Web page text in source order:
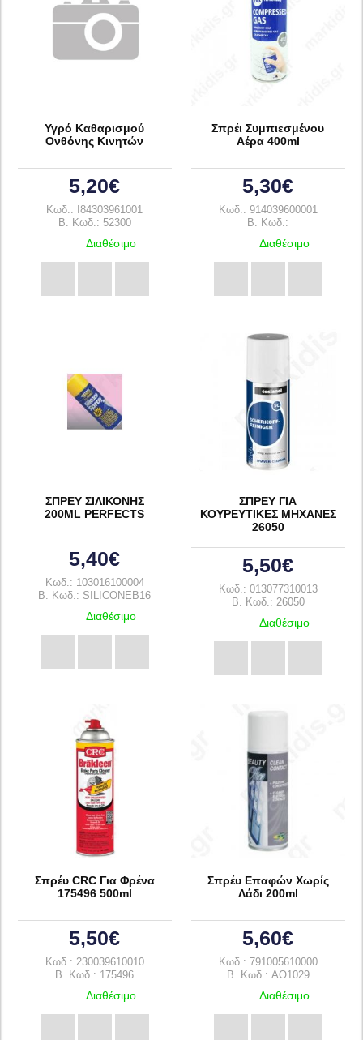
Υγρό Καθαρισμού
Ονθόνης Κινητών
5,20€
Κωδ.: I84303961001
B. Κωδ.: 52300
Διαθέσιμο
Σπρέι Συμπιεσμένου
Αέρα 400ml
5,30€
Κωδ.: 914039600001
B. Κωδ.:
Διαθέσιμο
ΣΠΡΕΥ ΣΙΛΙΚΟΝΗΣ
200ML PERFECTS
5,40€
Κωδ.: 103016100004
B. Κωδ.: SILICONEB16
Διαθέσιμο
ΣΠΡΕΥ ΓΙΑ
ΚΟΥΡΕΥΤΙΚΕΣ ΜΗΧΑΝΕΣ
26050
5,50€
Κωδ.: 013077310013
B. Κωδ.: 26050
Διαθέσιμο
Σπρέυ CRC Για Φρένα
175496 500ml
5,50€
Κωδ.: 230039610010
B. Κωδ.: 175496
Διαθέσιμο
Σπρέυ Επαφών Χωρίς
Λάδι 200ml
5,60€
Κωδ.: 791005610000
B. Κωδ.: AO1029
Διαθέσιμο